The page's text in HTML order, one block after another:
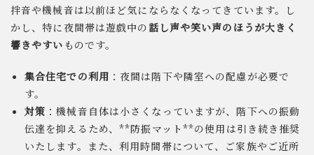
拌音や機械音は以前ほど気にならなくなってきています。し
かし、特に夜間帯は遊戯中の 話し声や笑い声のほうが大きく
響きやすい ものです。
集合住宅での利用 ：夜間は階下や隣室への配慮が必要で
す。
対策 ：機械音自体は小さくなっていますが、階下への振動
伝達を抑えるため、**防振マット**の使用は引き続き推奨
いたします。また、利用時間帯について、ご家族やご近所